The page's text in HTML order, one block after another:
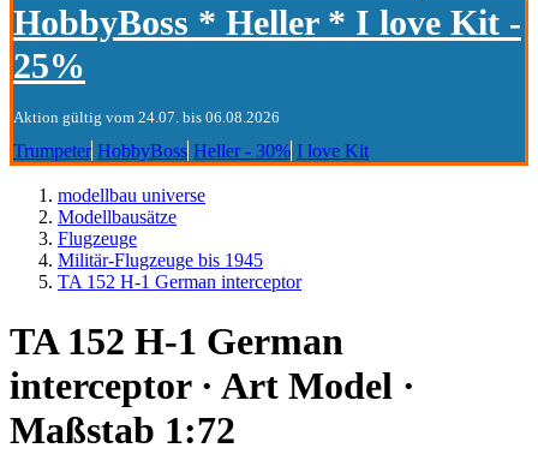
HobbyBoss * Heller * I love Kit -
25%
Aktion gültig vom 24.07. bis 06.08.2026
Trumpeter HobbyBoss Heller - 30% I love Kit
modellbau universe
Modellbausätze
Flugzeuge
Militär-Flugzeuge bis 1945
TA 152 H-1 German interceptor
TA 152 H-1 German
interceptor · Art Model ·
Maßstab 1:72